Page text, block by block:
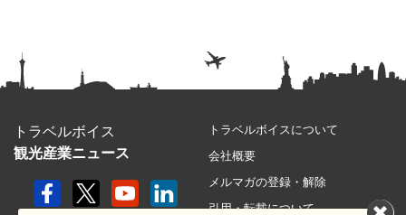
トラベルボイス
観光産業ニュース
トラベルボイスについて
会社概要
メルマガの登録・解除
引用・転載について